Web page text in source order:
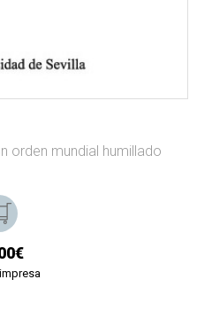
orden mundial humillado